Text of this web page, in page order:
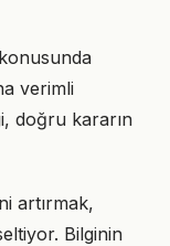
verimli
doğru kararın
artırmak,
Bilginin